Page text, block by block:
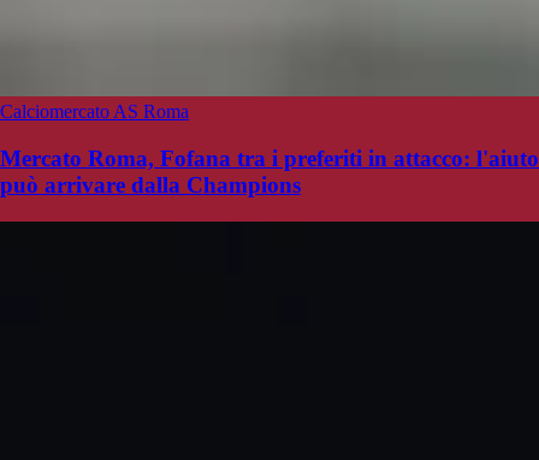
Calciomercato AS Roma
Mercato Roma, Fofana tra i preferiti in attacco: l'aiuto
può arrivare dalla Champions